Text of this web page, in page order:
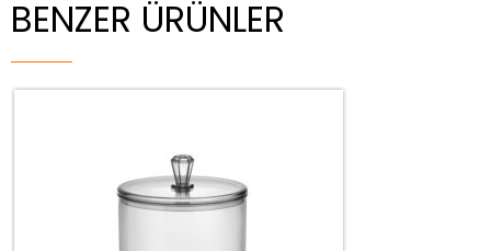
BENZER ÜRÜNLER